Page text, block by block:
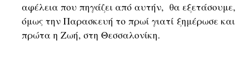
αφέλεια που πηγάζει από αυτήν, θα
όμως την Παρασκευή το πρωί γιατί ξημέρωσε
πρώτα η Ζωή, στη Θεσσαλονίκη.